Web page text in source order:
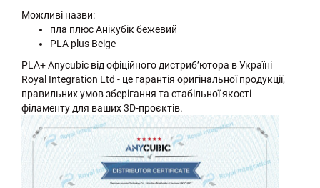
Можливі назви:
пла плюс Анікубік бежевий
PLA plus Beige
PLA+ Anycubic від офіційного дистриб’ютора в Україні
Royal Integration Ltd - це гарантія оригінальної продукції,
правильних умов зберігання та стабільної якості
філаменту для ваших 3D-проєктів.